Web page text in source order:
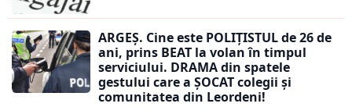
ARGEȘ. Cine este POLIȚISTUL de 26 de
ani, prins BEAT la volan în timpul
serviciului. DRAMA din spatele
gestului care a ȘOCAT colegii și
comunitatea din Leordeni!